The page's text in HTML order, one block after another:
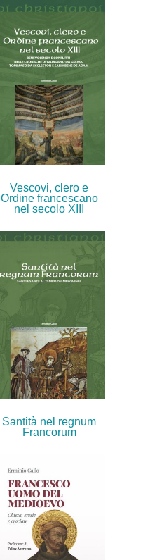
Vescovi, clero e
Ordine francescano
nel secolo XIII
Santità nel regnum
Francorum